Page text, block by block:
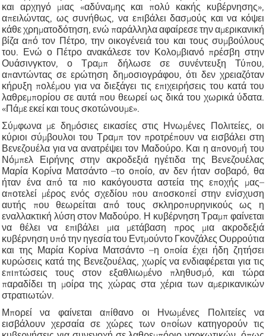
και αρχηγό μιας «αδύναμης και πολύ κακής κυβέρνησης»,
απειλώντας, ως συνήθως, να επιβάλει δασμούς και να κόψει
κάθε χρηματοδότηση, ενώ παράλληλα αφαίρεσε την αμερικανική
βίζα από τον Πέτρο, την οικογένειά του και τους συμβούλους
του. Ενώ ο Πέτρο ανακάλεσε τον Κολομβιανό πρέσβη στην
Ουάσινγκτον, ο Τραμπ δήλωσε σε συνέντευξη Τύπου,
απαντώντας σε ερώτηση δημοσιογράφου, ότι δεν χρειαζόταν
κήρυξη πολέμου για να διεξάγει τις επιχειρήσεις του κατά του
λαθρεμπορίου σε αυτά που θεωρεί ως δικά του χωρικά ύδατα.
«Πάμε εκεί και τους σκοτώνουμε».
Σύμφωνα με δημόσιες εικασίες στις Ηνωμένες Πολιτείες, οι
κύριοι σύμβουλοι του Τραμπ τον προτρέπουν να εισβάλει στη
Βενεζουέλα για να ανατρέψει τον Μαδούρο. Και η απονομή του
Νόμπελ Ειρήνης στην ακροδεξιά ηγέτιδα της Βενεζουέλας
Μαρία Κορίνα Ματσάντο –το οποίο, αν δεν ήταν σοβαρό, θα
ήταν ένα από τα πιο κακόγουστα αστεία της εποχής μας–
αποτελεί μέρος ενός σχεδίου που αποσκοπεί στην ενίσχυση
αυτής που θεωρείται από τους σκληροπυρηνικούς ως η
εναλλακτική λύση στον Μαδούρο. Η κυβέρνηση Τραμπ φαίνεται
να θέλει να επιβάλει μια μετάβαση προς μια ακροδεξιά
κυβέρνηση υπό την ηγεσία του Εντμούντο Γκονζάλες Ουρρούτια
και της Μαρία Κορίνα Ματσάντο –η οποία έχει ήδη ζητήσει
κυρώσεις κατά της Βενεζουέλας, χωρίς να ενδιαφέρεται για τις
επιπτώσεις τους στον εξαθλιωμένο πληθυσμό, και τώρα
παραδίδει τη μοίρα της χώρας στα χέρια των αμερικανικών
στρατιωτών.
Μπορεί να φαίνεται απίθανο οι Ηνωμένες Πολιτείες να
εισβάλουν χερσαία σε χώρες των οποίων κατηγορούν τις